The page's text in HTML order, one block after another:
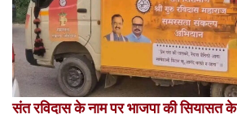
संत रविदास के नाम पर भाजपा की सियासत